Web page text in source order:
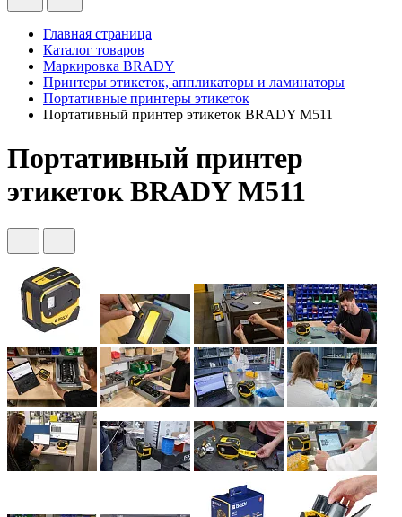
Главная страница
Каталог товаров
Маркировка BRADY
Принтеры этикеток, аппликаторы и ламинаторы
Портативные принтеры этикеток
Портативный принтер этикеток BRADY M511
Портативный принтер
этикеток BRADY M511